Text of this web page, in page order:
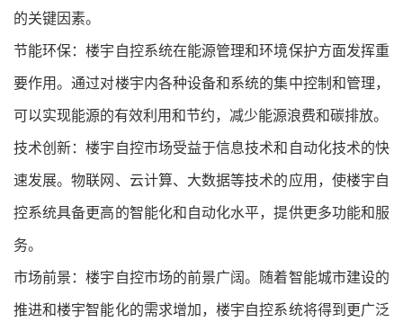
的关键因素。
节能环保：楼宇自控系统在能源管理和环境保护方面发挥重
要作用。通过对楼宇内各种设备和系统的集中控制和管理，
可以实现能源的有效利用和节约，减少能源浪费和碳排放。
技术创新：楼宇自控市场受益于信息技术和自动化技术的快
速发展。物联网、云计算、大数据等技术的应用，使楼宇自
控系统具备更高的智能化和自动化水平，提供更多功能和服
务。
市场前景：楼宇自控市场的前景广阔。随着智能城市建设的
推进和楼宇智能化的需求增加，楼宇自控系统将得到更广泛